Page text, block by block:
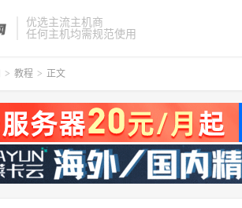
优选主流主机商
任何主机均需规范使用
> 教程 > 正文